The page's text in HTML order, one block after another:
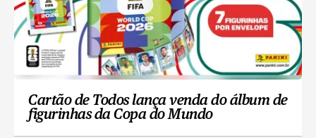
Cartão de Todos lança venda do álbum de
figurinhas da Copa do Mundo